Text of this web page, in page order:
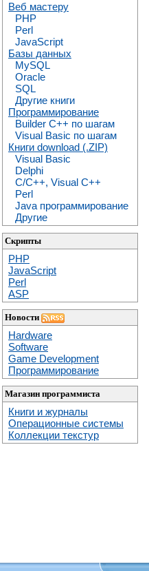
Веб мастеру
PHP
Perl
JavaScript
Базы данных
MySQL
Oracle
SQL
Другие книги
Программирование
Builder C++ по шагам
Visual Basic по шагам
Книги download (.ZIP)
Visual Basic
Delphi
C/C++, Visual C++
Perl
Java программирование
Другие
Скрипты
PHP
JavaScript
Perl
ASP
Новости
Hardware
Software
Game Development
Программирование
Магазин программиста
Книги и журналы
Операционные системы
Коллекции текстур